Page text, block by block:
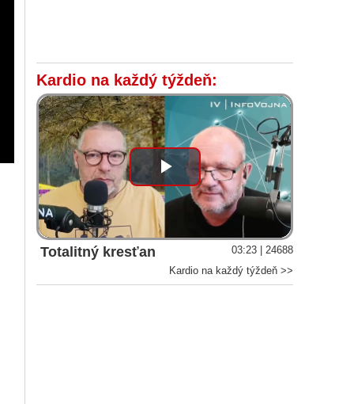
Kardio na každý týždeň:
Play
Video
Totalitný kresťan
03:23 | 24688
Kardio na každý týždeň >>